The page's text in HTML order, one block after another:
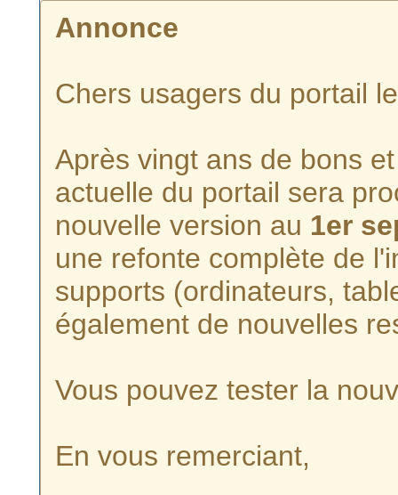
Annonce
Chers usagers du portail
Après vingt ans de bons
actuelle du portail sera
nouvelle version au 1er
une refonte complète de
supports (ordinateurs,
également de nouvelles
Vous pouvez tester la
En vous remerciant,